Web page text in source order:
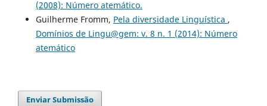
(2008): Número atemático.
Guilherme Fromm, Pela diversidade Linguística ,
Domínios de Lingu@gem: v. 8 n. 1 (2014): Número
atemático
Enviar Submissão